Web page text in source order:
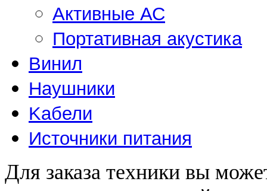
Активные АС
Портативная акустика
Винил
Наушники
Kабели
Источники питания
Для заказа техники вы